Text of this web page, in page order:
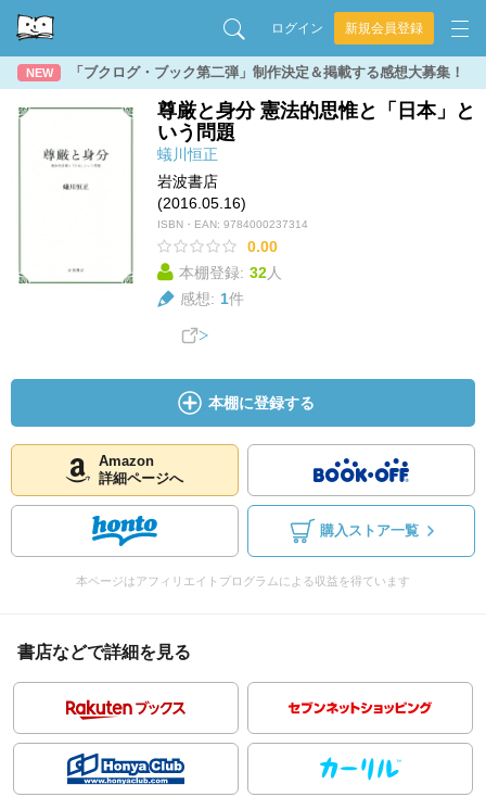
ログイン 新規会員登録
NEW 「ブクログ・ブック第二弾」制作決定＆掲載する感想大募集！
尊厳と身分 憲法的思惟と「日本」と
いう問題
蟻川恒正
岩波書店
(2016.05.16)
ISBN・EAN: 9784000237314
0.00
本棚登録: 32人
感想: 1件
本棚に登録する
Amazon
詳細ページへ
購入ストア一覧
本ページはアフィリエイトプログラムによる収益を得ています
書店などで詳細を見る